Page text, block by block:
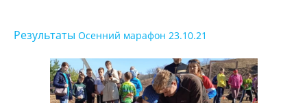
Результаты Осенний марафон 23.10.21